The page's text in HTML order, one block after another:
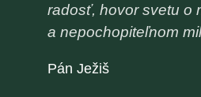
radosť, hovor svetu o
a nepochopiteľnom
Pán Ježiš